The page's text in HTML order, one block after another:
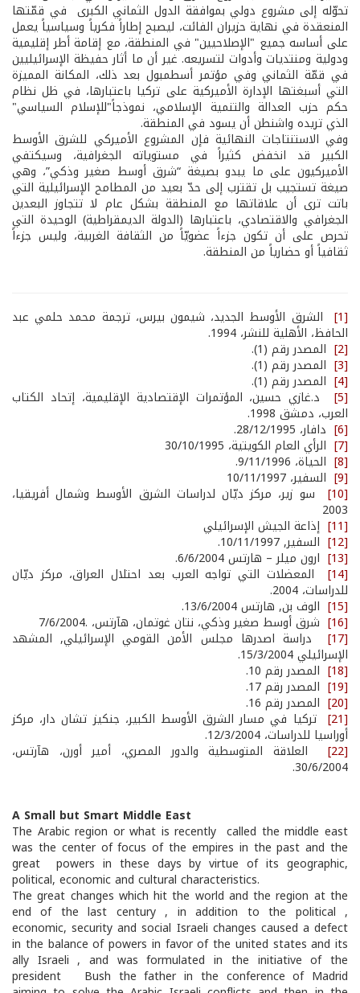
تحوّله إلى مشروع دولي بموافقة الدول الثماني الكبرى في قمّتها
المنعقدة في نهاية حزيران الفائت، ليصبح إطاراً فكرياً وسياسياً يعمل
على أساسه جميع "الإصلاحيين" في المنطقة، مع إقامة أطر إقليمية
ودولية ومنتديات وأدوات لتسريعه. غير أن ما أثار حفيظة الإسرائيليين
في قمّة الثماني وفي مؤتمر أسطمبول بعد ذلك، المكانة المميزة
التي أسبغتها الإدارة الأميركية على تركيا باعتبارها، في ظل نظام
حكم حزب العدالة والتنمية الإسلامي، نموذجاً"للإسلام السياسي"
الذي تريده واشنطن أن يسود في المنطقة.
وفي الاستنتاجات النهائية فإن المشروع الأميركي للشرق الأوسط
الكبير قد انخفض كثيراً في مستوياته الجغرافية، وسيكتفي
الأميركيون على ما يبدو بصيغة “شرق أوسط صغير وذكي”، وهي
صيغة تستجيب بل تقترب إلى حدّ بعيد من المطامح الإسرائيلية التي
باتت ترى أن علاقاتها مع المنطقة بشكل عام لا تتجاوز البعدين
الجغرافي والاقتصادي، باعتبارها (الدولة الديمقراطية) الوحيدة التي
تحرص على أن تكون جزءاً عضويّاً من الثقافة الغربية، وليس جزءاً
ثقافياً أو حضارياً من المنطقة.
[1] الشرق الأوسط الجديد، شيمون بيرس، ترجمة محمد حلمي عبد
الحافظ، الأهلية للنشر، 1994.
[2] المصدر رقم (1).
[3] المصدر رقم (1).
[4] المصدر رقم (1).
[5] د.غازي حسين، المؤتمرات الإقتصادية الإقليمية، إتحاد الكتاب
العرب، دمشق 1998.
[6] دافار، 28/12/1995.
[7] الرأي العام الكويتية، 30/10/1995
[8] الحياة، 9/11/1996.
[9] السفير، 10/11/1997
[10] سو زير، مركز ديّان لدراسات الشرق الأوسط وشمال أفريقيا،
2003
[11] إذاعة الجيش الإسرائيلي
[12] السفير, 10/11/1997.
[13] ارون ميلر – هارتس 6/6/2004.
[14] المعضلات التي تواجه العرب بعد احتلال العراق، مركز ديّان
للدراسات، 2004.
[15] الوف بن, هارتس 13/6/2004.
[16] شرق أوسط صغير وذكي، نتان غوتمان، هآرتس، .7/6/2004
[17] دراسة اصدرها مجلس الأمن القومي الإسرائيلي, المشهد
الإسرائيلي 15/3/2004.
[18] المصدر رقم 10.
[19] المصدر رقم 17.
[20] المصدر رقم 16.
[21] تركيا في مسار الشرق الأوسط الكبير، جنكيز تشان دار، مركز
أوراسيا للدراسات، 12/3/2004.
[22] العلاقة المتوسطية والدور المصري، أمير أورن، هآرتس،
30/6/2004.
A Small but Smart Middle East
The Arabic region or what is recently called the middle east
was the center of focus of the empires in the past and the
great powers in these days by virtue of its geographic,
political, economic and cultural characteristics.
The great changes which hit the world and the region at the
end of the last century , in addition to the political ,
economic, security and social Israeli changes caused a defect
in the balance of powers in favor of the united states and its
ally Israeli , and was formulated in the initiative of the
president Bush the father in the conference of Madrid